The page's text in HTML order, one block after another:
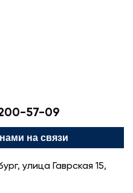
57-09
на связи
улица Гаврская 15,